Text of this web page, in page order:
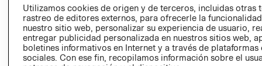
AVISO DE
PRIVACIDAD
GIFT CARD
AVISO DE
COOKIES
Utilizamos cookies de origen y de terceros, incluidas otras
rastreo de editores externos, para ofrecerle la
nuestro sitio web, personalizar su experiencia de usuario,
entregar publicidad personalizada en nuestros sitios web,
boletines informativos en Internet y a través de plataformas
sociales. Con ese fin, recopilamos información sobre el